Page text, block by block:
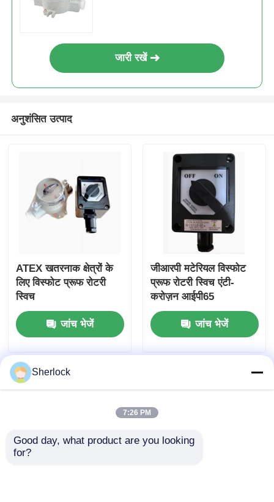
जारी रखें
अनुशंसित उत्पाद
ATEX खतरनाक क्षेत्रों के
लिए विस्फोट प्रूफ रोटरी
स्विच
जांच भेजें
जीआरपी मटेरियल विस्फोट
प्रूफ रोटरी स्विच एंटी-
करोज़न आईपी65
जांच भेजें
Sherlock
7:26 PM
Good day, what product are you looking
for?